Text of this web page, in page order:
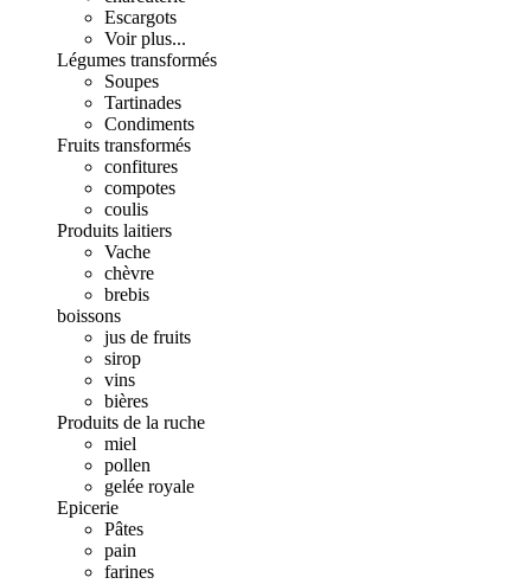
Escargots
Voir plus...
Légumes transformés
Soupes
Tartinades
Condiments
Fruits transformés
confitures
compotes
coulis
Produits laitiers
Vache
chèvre
brebis
boissons
jus de fruits
sirop
vins
bières
Produits de la ruche
miel
pollen
gelée royale
Epicerie
Pâtes
pain
farines